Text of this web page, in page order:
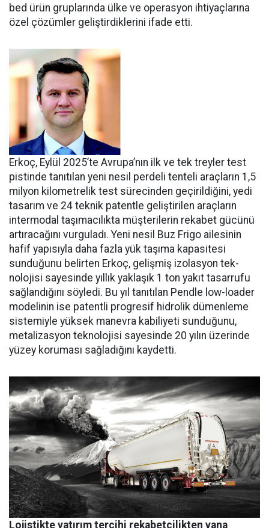
bed ürün gruplarında ülke ve ope­rasyon ihtiyaçlarına
özel çözüm­ler geliştirdiklerini ifade etti.
Erkoç, Eylül 2025’te Avru­pa’nın ilk ve tek treyler test
pistin­de tanıtılan yeni nesil perdeli ten­teli araçların 1,5
milyon kilomet­relik test sürecinden geçirildiğini, yedi
tasarım ve 24 teknik patentle geliştirilen araçların
intermodal taşımacılıkta müşterilerin reka­bet gücünü
artıracağını vurgula­dı. Yeni nesil Buz Frigo ailesinin
hafif yapısıyla daha fazla yük ta­şıma kapasitesi
sunduğunu belir­ten Erkoç, gelişmiş izolasyon tek­
nolojisi sayesinde yıllık yaklaşık 1 ton yakıt tasarrufu
sağlandığı­nı söyledi. Bu yıl tanıtılan Pendle low-loader
modelinin ise patent­li progresif hidrolik dümenleme
sistemiyle yüksek manevra kabi­liyeti sunduğunu,
metalizasyon teknolojisi sayesinde 20 yılın üze­rinde
yüzey koruması sağladığını kaydetti.
Lojistikte yatırım tercihi rekabetçilikten yana